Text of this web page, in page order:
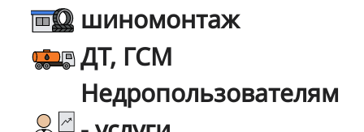
шиномонтаж
ДТ, ГСМ
Недропользователям